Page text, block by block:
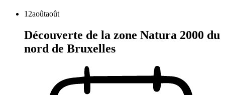
12aoûtaoût
Découverte de la zone Natura 2000 du
nord de Bruxelles